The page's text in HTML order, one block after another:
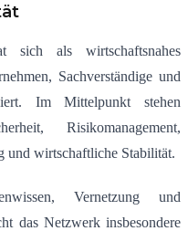
sich als wirtschaftsnahes
Sachverständige und
Im Mittelpunkt stehen
Risikomanagement,
und wirtschaftliche Stabilität.
Vernetzung und
das Netzwerk insbesondere